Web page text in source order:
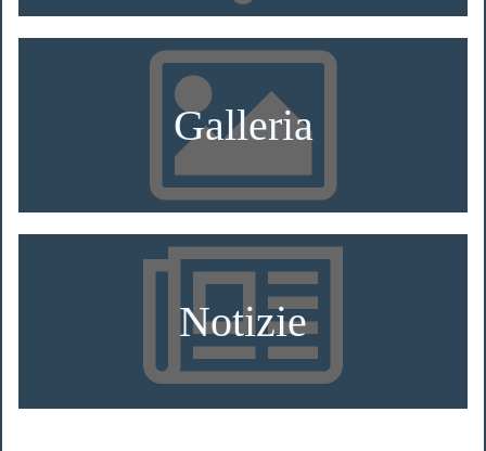
Galleria
Notizie